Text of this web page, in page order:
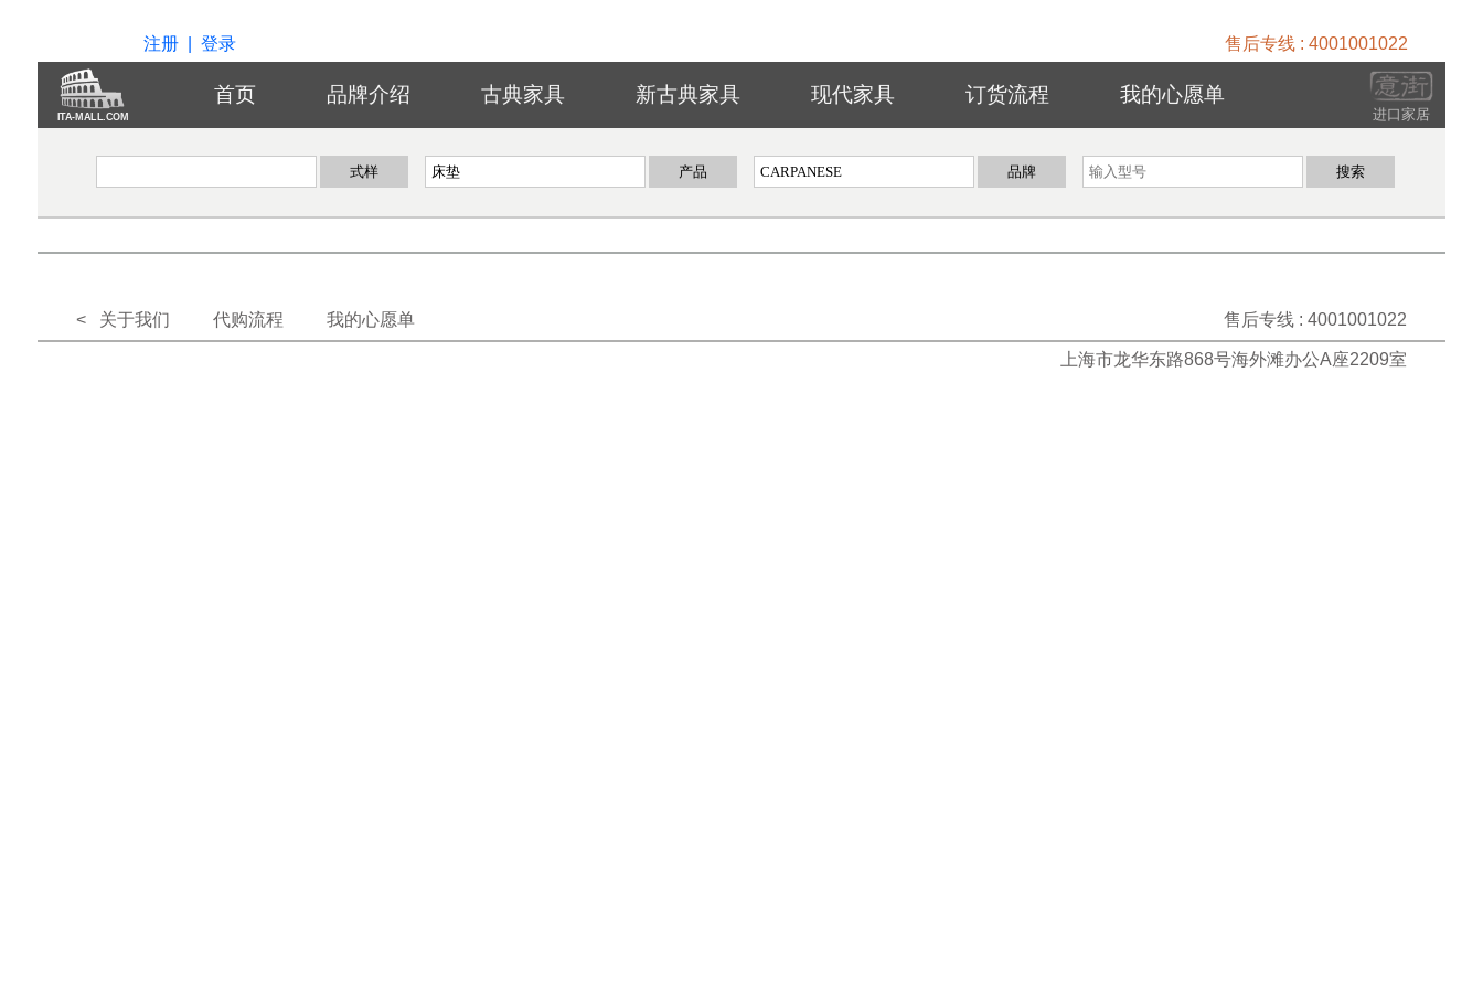
注册| 登录 售后专线 : 4001001022
ITA-MALL.COM 进口家居
首页 品牌介绍 古典家具 新古典家具 现代家具 订货流程 我的心愿单
< 关于我们 代购流程 我的心愿单 售后专线 : 4001001022
上海市龙华东路868号海外滩办公A座2209室